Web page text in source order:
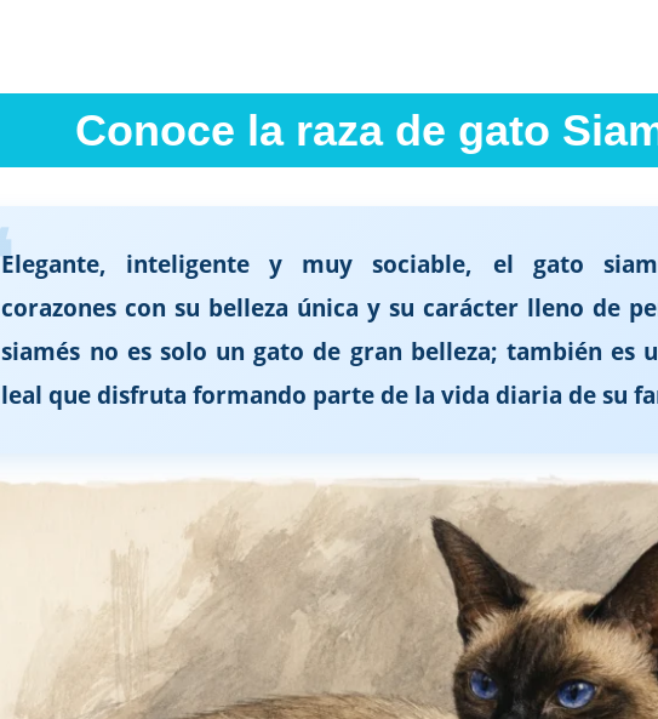
Conoce la raza de gato
Elegante, inteligente y muy sociable, el gato
corazones con su belleza única y su carácter lleno de
siamés no es solo un gato de gran belleza; también es
leal que disfruta formando parte de la vida diaria de su